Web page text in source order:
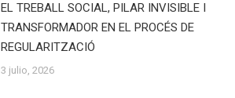
EL TREBALL SOCIAL, PILAR INVISIBLE I
TRANSFORMADOR EN EL PROCÉS DE
REGULARITZACIÓ
3 julio, 2026